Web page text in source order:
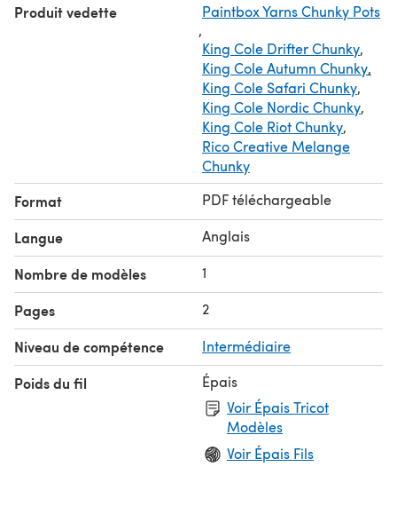
Produit vedette
Paintbox Yarns Chunky Pots
,
King Cole Drifter Chunky,
King Cole Autumn Chunky,
King Cole Safari Chunky,
King Cole Nordic Chunky,
King Cole Riot Chunky,
Rico Creative Melange
Chunky
Format PDF téléchargeable
Langue Anglais
Nombre de modèles 1
Pages 2
Niveau de compétence Intermédiaire
Poids du fil
Épais
Voir Épais Tricot
Modèles
Voir Épais Fils